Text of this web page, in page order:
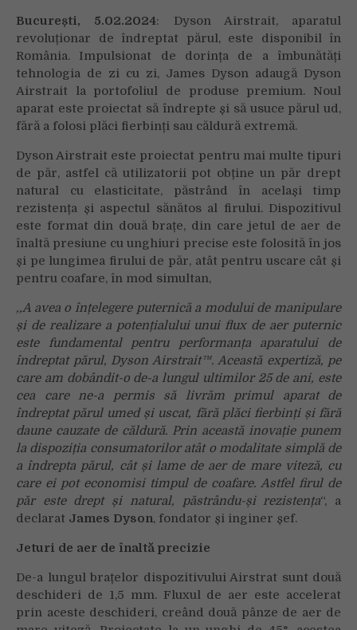
România
București, 5.02.2024: Dyson Airstrait, aparatul
revoluționar de îndreptat părul, este disponibil în
România. Impulsionat de dorința de a îmbunătăți
tehnologia de zi cu zi, James Dyson adaugă Dyson
Airstrait la portofoliul de produse premium. Noul
aparat este proiectat să îndrepte și să usuce părul ud,
fără a folosi plăci fierbinți sau căldură extremă.
Dyson Airstrait este proiectat pentru mai multe tipuri
de păr, astfel că utilizatorii pot obține un păr drept
natural cu elasticitate, păstrând în același timp
rezistența și aspectul sănătos al firului. Dispozitivul
este format din două brațe, din care jetul de aer de
înaltă presiune cu unghiuri precise este folosită în jos
și pe lungimea firului de păr, atât pentru uscare cât și
pentru coafare, în mod simultan,
,,A avea o înțelegere puternică a modului de manipulare
și de realizare a potențialului unui flux de aer puternic
este fundamental pentru performanța aparatului de
îndreptat părul, Dyson Airstrait™. Această expertiză, pe
care am dobândit-o de-a lungul ultimilor 25 de ani, este
cea care ne-a permis să livrăm primul aparat de
îndreptat părul umed și uscat, fără plăci fierbinți și fără
daune cauzate de căldură. Prin această inovație punem
la dispoziția consumatorilor atât o modalitate simplă de
a îndrepta părul, cât și lame de aer de mare viteză, cu
care ei pot economisi timpul de coafare. Astfel firul de
păr este drept și natural, păstrându-și rezistența“, a
declarat James Dyson, fondator și inginer șef.
Jeturi de aer de înaltă precizie
De-a lungul brațelor dispozitivului Airstrat sunt două
deschideri de 1,5 mm. Fluxul de aer este accelerat
prin aceste deschideri, creând două pânze de aer de